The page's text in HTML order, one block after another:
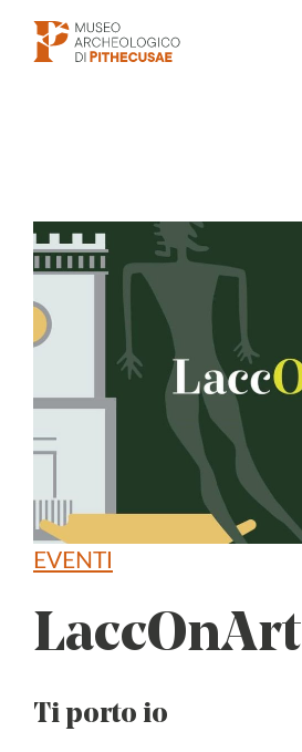
EVENTI
LaccOnArt
Ti porto io